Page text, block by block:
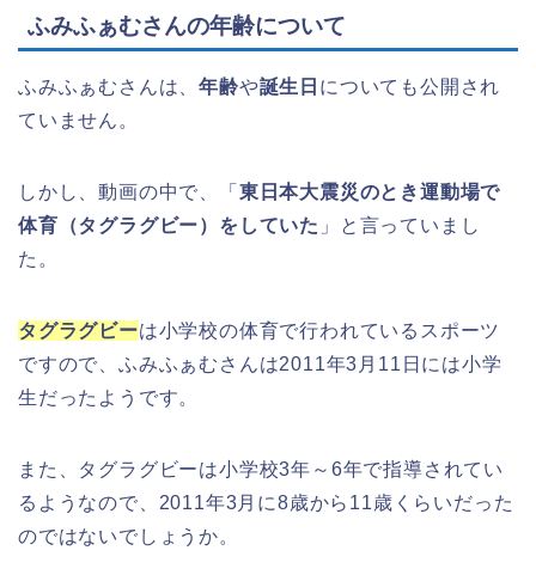
ふみふぁむさんの年齢について
ふみふぁむさんは、年齢や誕生日 についても公開され
ていません。
しかし、動画の中で、「 東日本大震災のとき運動場で
体育（タグラグビー）をしていた 」と言っていまし
た。
タグラグビーは小学校の体育で行われているスポーツ
ですので、ふみふぁむさんは2011年3月11日には小学
生だったようです。
また、タグラグビーは小学校3年～6年で指導されてい
るようなので、2011年3月に8歳から11歳くらいだった
のではないでしょうか。